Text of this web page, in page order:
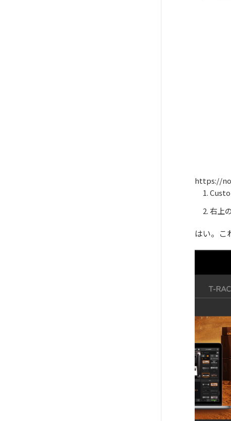
https://
右上
はい。こ